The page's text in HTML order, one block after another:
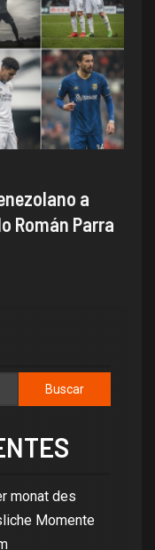
a
Román Parra
Buscar
monat des
Momente